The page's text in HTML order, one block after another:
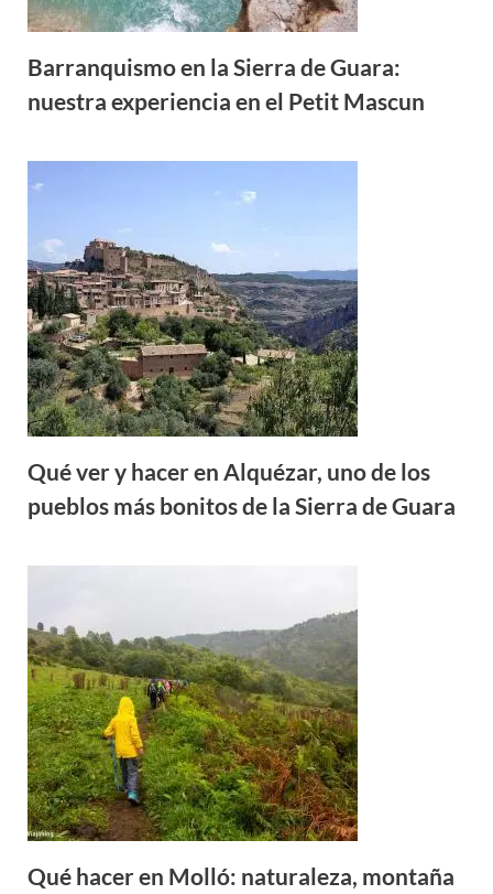
Barranquismo en la Sierra de Guara:
nuestra experiencia en el Petit Mascun
Qué ver y hacer en Alquézar, uno de los
pueblos más bonitos de la Sierra de Guara
Qué hacer en Molló: naturaleza, montaña